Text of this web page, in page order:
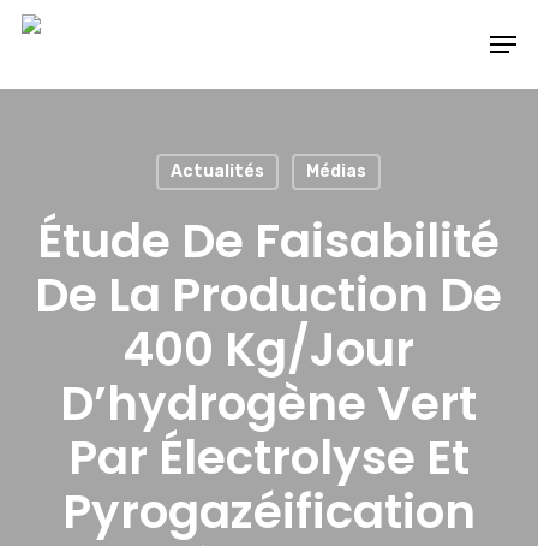
Skip
main
Actualités Médias
Étude De Faisabilité
De La Production De
400 Kg/jour
D’hydrogène Vert
Par Électrolyse Et
Pyrogazéification